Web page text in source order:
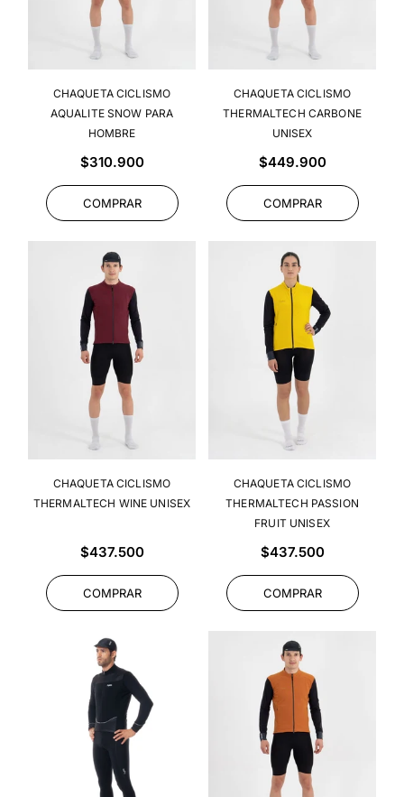
CHAQUETA CICLISMO
AQUALITE SNOW PARA
HOMBRE
Precio
$310.900
COMPRAR
CHAQUETA CICLISMO
THERMALTECH CARBONE
UNISEX
Precio
$449.900
COMPRAR
CHAQUETA CICLISMO
THERMALTECH WINE UNISEX
Precio
$437.500
COMPRAR
CHAQUETA CICLISMO
THERMALTECH PASSION
FRUIT UNISEX
Precio
$437.500
COMPRAR